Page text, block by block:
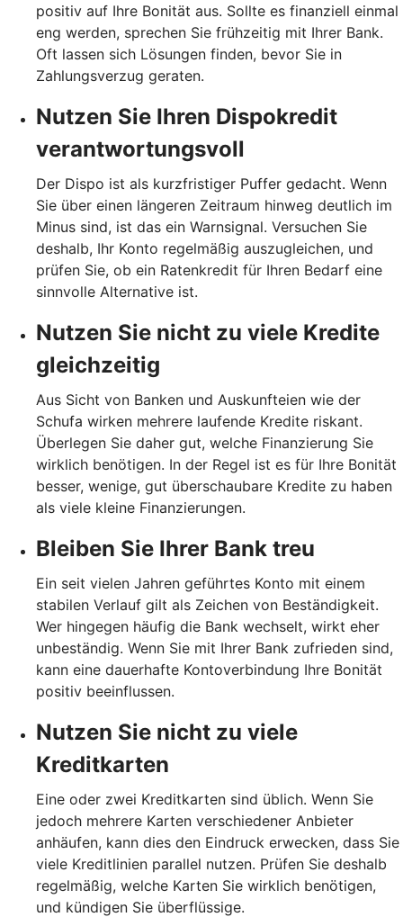
positiv auf Ihre Bonität aus. Sollte es finanziell einmal
eng werden, sprechen Sie frühzeitig mit Ihrer Bank.
Oft lassen sich Lösungen finden, bevor Sie in
Zahlungsverzug geraten.
Nutzen Sie Ihren Dispokredit
verantwortungsvoll
Der Dispo ist als kurzfristiger Puffer gedacht. Wenn
Sie über einen längeren Zeitraum hinweg deutlich im
Minus sind, ist das ein Warnsignal. Versuchen Sie
deshalb, Ihr Konto regelmäßig auszugleichen, und
prüfen Sie, ob ein Ratenkredit für Ihren Bedarf eine
sinnvolle Alternative ist.
Nutzen Sie nicht zu viele Kredite
gleichzeitig
Aus Sicht von Banken und Auskunfteien wie der
Schufa wirken mehrere laufende Kredite riskant.
Überlegen Sie daher gut, welche Finanzierung Sie
wirklich benötigen. In der Regel ist es für Ihre Bonität
besser, wenige, gut überschaubare Kredite zu haben
als viele kleine Finanzierungen.
Bleiben Sie Ihrer Bank treu
Ein seit vielen Jahren geführtes Konto mit einem
stabilen Verlauf gilt als Zeichen von Beständigkeit.
Wer hingegen häufig die Bank wechselt, wirkt eher
unbeständig. Wenn Sie mit Ihrer Bank zufrieden sind,
kann eine dauerhafte Kontoverbindung Ihre Bonität
positiv beeinflussen.
Nutzen Sie nicht zu viele
Kreditkarten
Eine oder zwei Kreditkarten sind üblich. Wenn Sie
jedoch mehrere Karten verschiedener Anbieter
anhäufen, kann dies den Eindruck erwecken, dass Sie
viele Kreditlinien parallel nutzen. Prüfen Sie deshalb
regelmäßig, welche Karten Sie wirklich benötigen,
und kündigen Sie überflüssige.